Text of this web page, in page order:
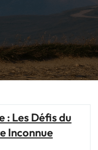
: Les Défis du
Inconnue